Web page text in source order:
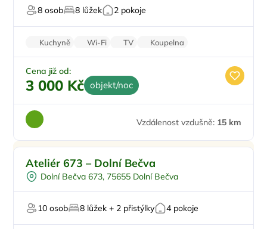
8 osob 8 lůžek 2 pokoje
Kuchyně Wi-Fi TV
Koupelna
Rodinné pokoje
Cena již od:
3 000 Kč objekt/noc
Vzdálenost vzdušně: 15 km
Pro čtyři
U sjezdovky
Ateliér 673 – Dolní Bečva
Dolní Bečva 673, 75655 Dolní Bečva
10 osob 8 lůžek + 2 přistýlky 4 pokoje